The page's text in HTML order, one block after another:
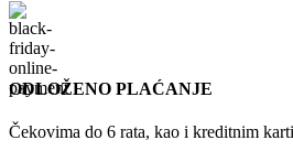
ODLOŽENO PLAĆANJE
Čekovima do 6 rata, kao i kreditnim